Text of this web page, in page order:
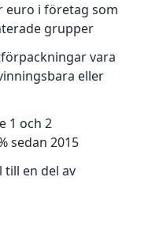
euro i företag som
grupper
vara
eller
1 och 2
sedan 2015
till en del av